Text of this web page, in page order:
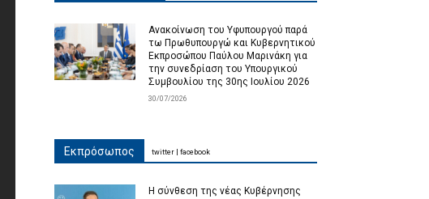
Ανακοίνωση του Υφυπουργού παρά
τω Πρωθυπουργώ και Κυβερνητικού
Εκπροσώπου Παύλου Μαρινάκη για
την συνεδρίαση του Υπουργικού
Συμβουλίου της 30ης Ιουλίου 2026
30/07/2026
Εκπρόσωπος
Η σύνθεση της νέας Κυβέρνησης
twitter facebook